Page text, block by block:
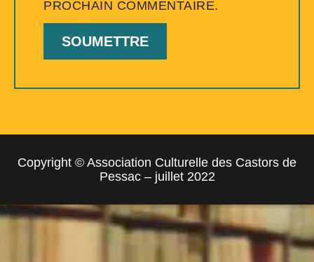
PROCHAIN COMMENTAIRE.
Copyright © Association Culturelle des Castors de
Pessac – juillet 2022